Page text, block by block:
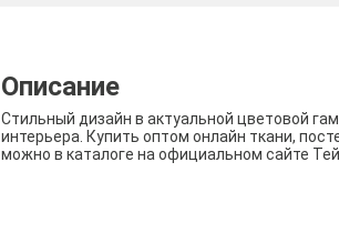
Описание
Стильный дизайн в актуальной цветовой
интерьера. Купить оптом онлайн ткани,
можно в каталоге на официальном сайте